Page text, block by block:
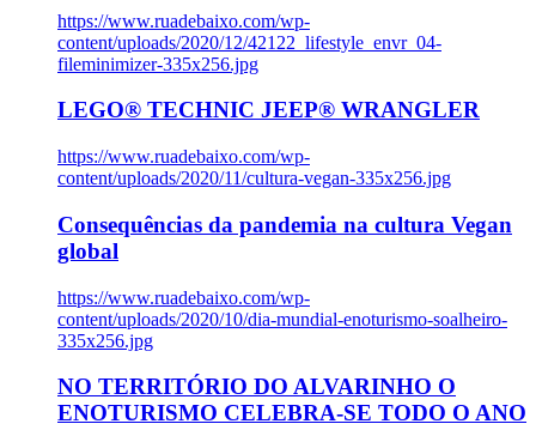
https://www.ruadebaixo.com/wp-
content/uploads/2020/12/42122_lifestyle_envr_04-
fileminimizer-335x256.jpg
LEGO® TECHNIC JEEP® WRANGLER
https://www.ruadebaixo.com/wp-
content/uploads/2020/11/cultura-vegan-335x256.jpg
Consequências da pandemia na cultura Vegan
global
https://www.ruadebaixo.com/wp-
content/uploads/2020/10/dia-mundial-enoturismo-soalheiro-
335x256.jpg
NO TERRITÓRIO DO ALVARINHO O
ENOTURISMO CELEBRA-SE TODO O ANO